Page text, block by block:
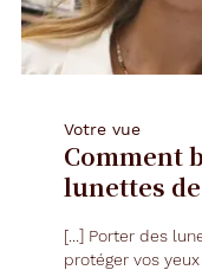
Votre vue
Comment
lunettes
[...] Porter des
protéger vos